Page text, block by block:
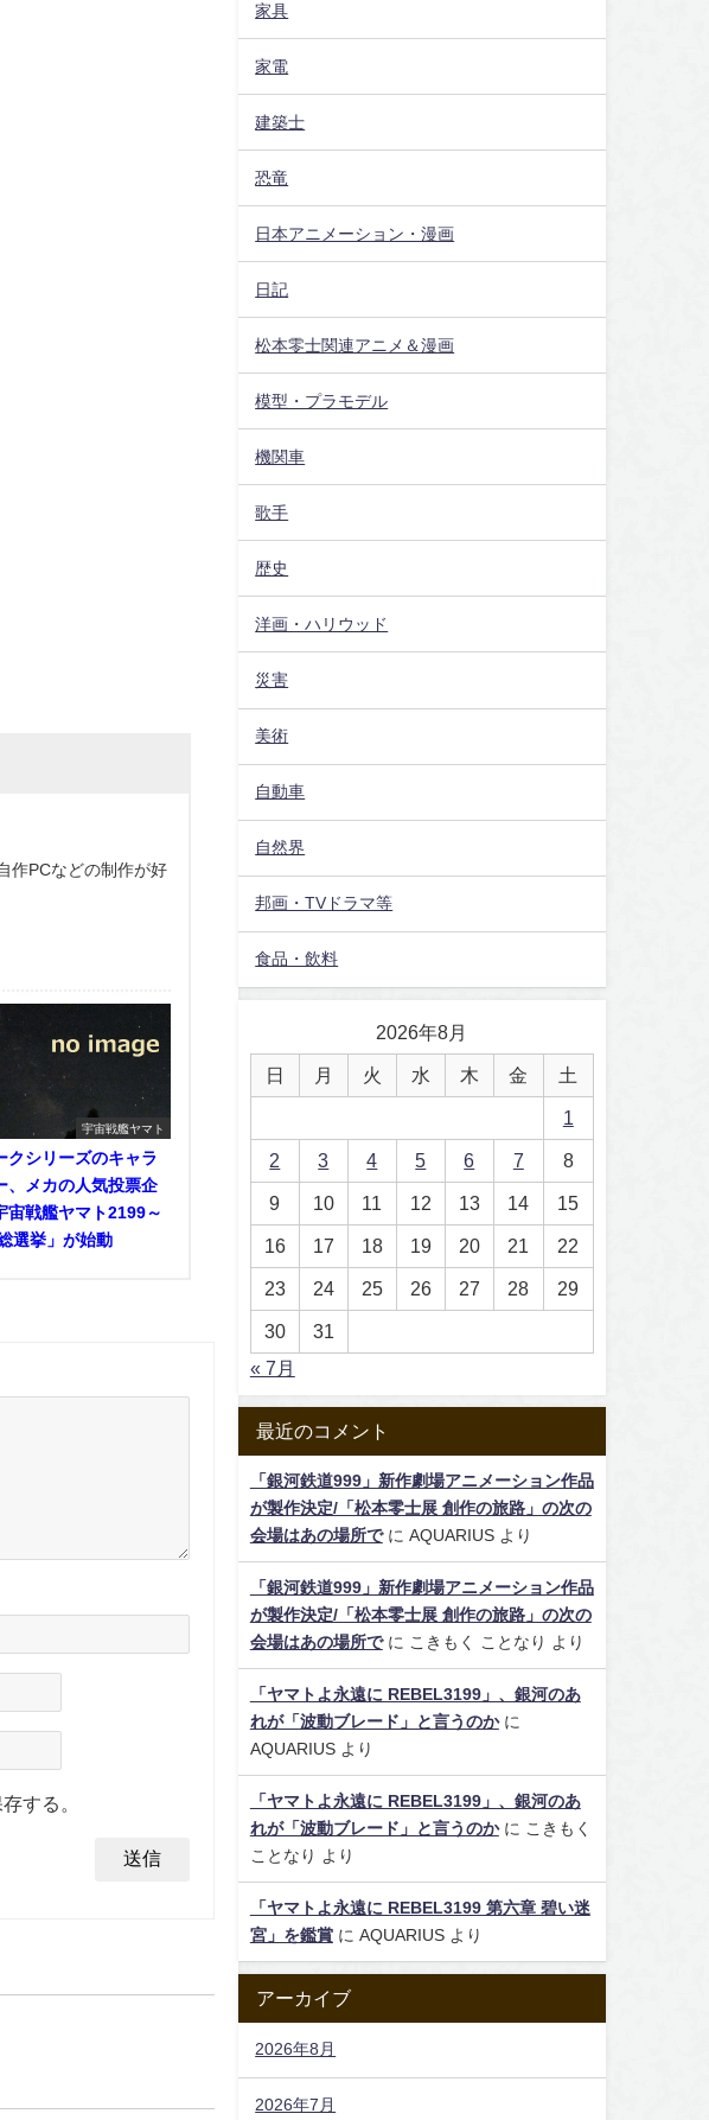
作PCなどの制作が好
宇宙戦艦ヤマト
クシリーズのキャラ
、メカの人気投票企
宙戦艦ヤマト2199～
選挙」が始動
する。
家具
家電
建築士
恐竜
日本アニメーション・漫画
日記
松本零士関連アニメ＆漫画
模型・プラモデル
機関車
歌手
歴史
洋画・ハリウッド
災害
美術
自動車
自然界
邦画・TVドラマ等
食品・飲料
2026年8月
日 月 火 水 木 金 土
1
2 3 4 5 6 7 8
9 10 11 12 13 14 15
16 17 18 19 20 21 22
23 24 25 26 27 28 29
30
31
« 7月
最近のコメント
「銀河鉄道999」新作劇場アニメーション作品
が製作決定/「松本零士展 創作の旅路」の次の
会場はあの場所でに AQUARIUSより
「銀河鉄道999」新作劇場アニメーション作品
が製作決定/「松本零士展 創作の旅路」の次の
会場はあの場所でに こきもく ことなり より
「ヤマトよ永遠に REBEL3199」、銀河のあ
れが「波動ブレード」と言うのかに
AQUARIUSより
「ヤマトよ永遠に REBEL3199」、銀河のあ
れが「波動ブレード」と言うのかに
こきもく
ことなり
より
「ヤマトよ永遠に REBEL3199 第六章 碧い迷
宮」を鑑賞に AQUARIUSより
アーカイブ
2026年8月
2026年7月